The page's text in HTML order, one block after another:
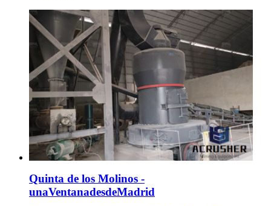
Quinta de los Molinos -
unaVentanadesdeMadrid